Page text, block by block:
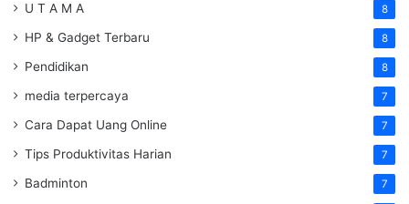
U T A M A 8
HP & Gadget Terbaru 8
Pendidikan 8
media terpercaya 7
Cara Dapat Uang Online 7
Tips Produktivitas Harian 7
Badminton 7